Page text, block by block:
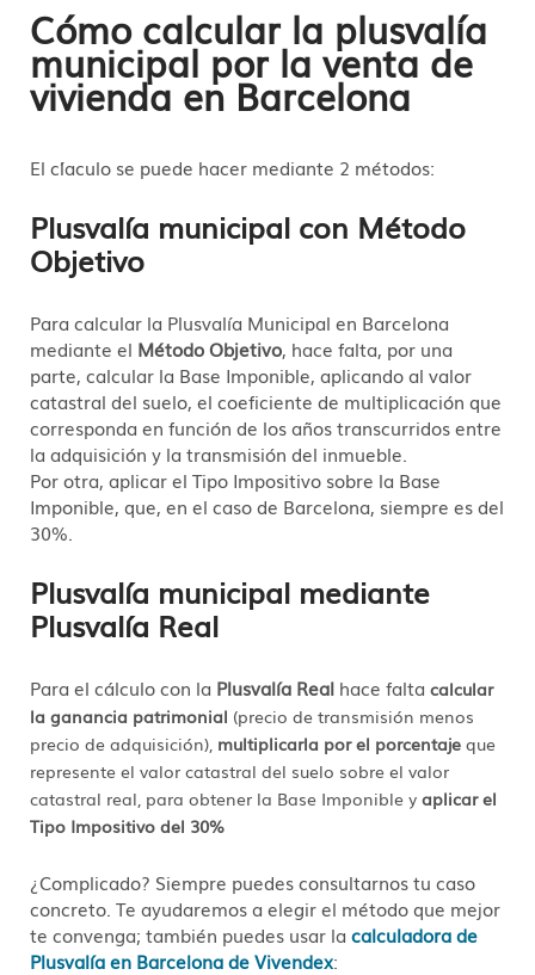
Cómo calcular la plusvalía
municipal por la venta de
vivienda en Barcelona
El c´laculo se puede hacer mediante 2 métodos:
Plusvalía municipal con Método
Objetivo
Para calcular la Plusvalía Municipal en Barcelona
mediante el Método Objetivo, hace falta, por una
parte, calcular la Base Imponible, aplicando al valor
catastral del suelo, el coeficiente de multiplicación que
corresponda en función de los años transcurridos entre
la adquisición y la transmisión del inmueble.
Por otra, aplicar el Tipo Impositivo sobre la Base
Imponible, que, en el caso de Barcelona, siempre es del
30%.
Plusvalía municipal mediante
Plusvalía Real
Para el cálculo con la Plusvalía Real hace falta calcular
la ganancia patrimonial (precio de transmisión menos
precio de adquisición), multiplicarla por el porcentaje que
represente el valor catastral del suelo sobre el valor
catastral real, para obtener la Base Imponible y aplicar el
Tipo Impositivo del 30%
¿Complicado? Siempre puedes consultarnos tu caso
concreto. Te ayudaremos a elegir el método que mejor
te convenga; también puedes usar la calculadora de
Plusvalía en Barcelona de Vivendex: